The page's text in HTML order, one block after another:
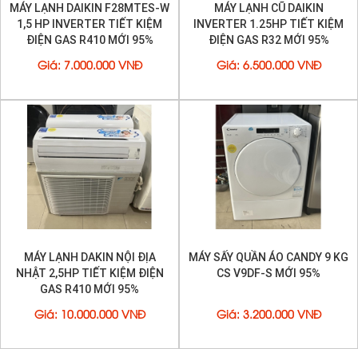
MÁY LẠNH DAIKIN F28MTES-W
1,5 HP INVERTER TIẾT KIỆM
ĐIỆN GAS R410 MỚI 95%
Giá: 7.000.000 VNĐ
MÁY LẠNH CŨ DAIKIN
INVERTER 1.25HP TIẾT KIỆM
ĐIỆN GAS R32 MỚI 95%
Giá: 6.500.000 VNĐ
MÁY LẠNH DAKIN NỘI ĐỊA
NHẬT 2,5HP TIẾT KIỆM ĐIỆN
GAS R410 MỚI 95%
Giá : 10.000.000 VNĐ
MÁY SẤY QUẦN ÁO CANDY 9 KG
CS V9DF-S MỚI 95%
Giá : 3.200.000 VNĐ